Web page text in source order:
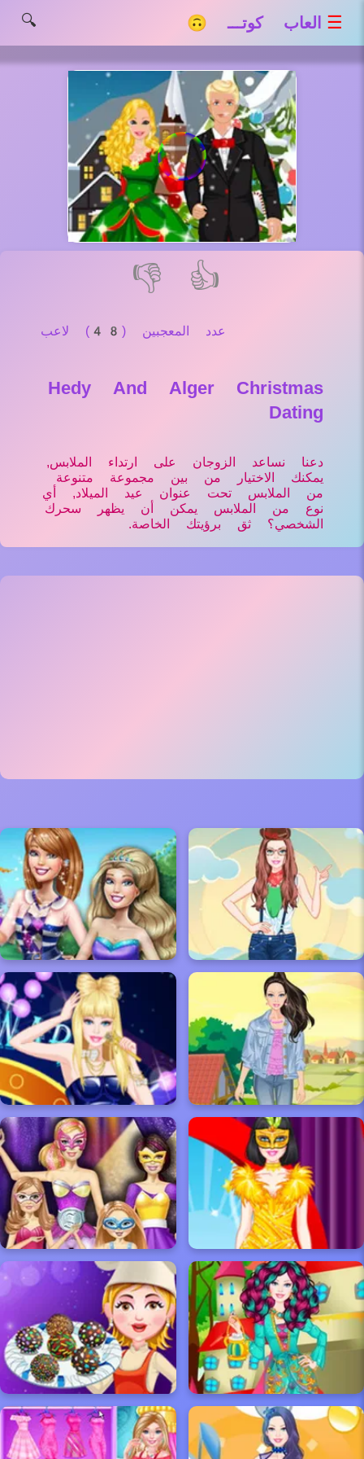
☰ العاب كوتـــ 🙃 🔍
👍
👎
عدد المعجبين (48) لاعب
Hedy And Alger Christmas
Dating
دعنا نساعد الزوجان على ارتداء الملابس,
يمكنك الاختيار من بين مجموعة متنوعة
من الملابس تحت عنوان عيد الميلاد, أي
نوع من الملابس يمكن أن يظهر سحرك
الشخصي؟ ثق برؤيتك الخاصة.